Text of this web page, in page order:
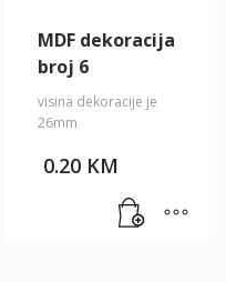
MDF dekoracija
broj 6
visina dekoracije je
26mm
0.20 KM